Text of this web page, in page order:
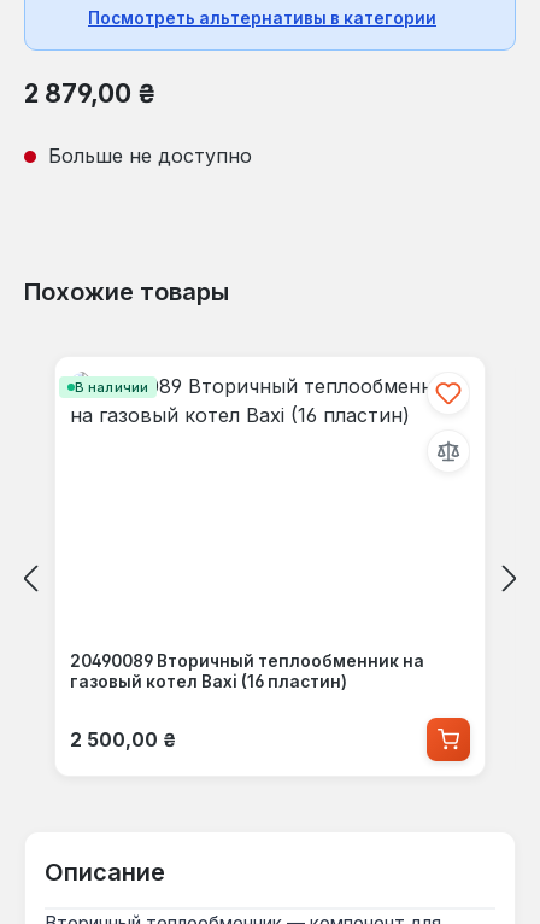
Посмотреть альтернативы в категории
Обычная цена:
2 879,00 ₴
Больше не доступно
Похожие товары
В наличии
20490089 Вторичный теплообменник на
газовый котел Baxi (16 пластин)
Обычная цена:
2 500,00 ₴
Описание